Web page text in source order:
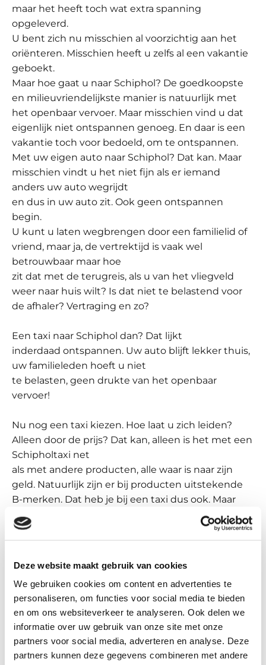
Deze website maakt gebruik van cookies
We gebruiken cookies om content en advertenties te
personaliseren, om functies voor social media te bieden
en om ons websiteverkeer te analyseren. Ook delen we
informatie over uw gebruik van onze site met onze
partners voor social media, adverteren en analyse. Deze
partners kunnen deze gegevens combineren met andere
maar het heeft toch wat extra spanning
opgeleverd.
U bent zich nu misschien al voorzichtig aan het
oriënteren. Misschien heeft u zelfs al een vakantie
geboekt.
Maar hoe gaat u naar Schiphol? De goedkoopste
en milieuvriendelijkste manier is natuurlijk met
het openbaar vervoer. Maar misschien vind u dat
eigenlijk niet ontspannen genoeg. En daar is een
vakantie toch voor bedoeld, om te ontspannen.
Met uw eigen auto naar Schiphol? Dat kan. Maar
misschien vindt u het niet fijn als er iemand
anders uw auto wegrijdt
en dus in uw auto zit. Ook geen ontspannen
begin.
U kunt u laten wegbrengen door een familielid of
vriend, maar ja, de vertrektijd is vaak wel
betrouwbaar maar hoe
zit dat met de terugreis, als u van het vliegveld
weer naar huis wilt? Is dat niet te belastend voor
de afhaler? Vertraging en zo?
Een taxi naar Schiphol dan? Dat lijkt
inderdaad ontspannen. Uw auto blijft lekker thuis,
uw familieleden hoeft u niet
te belasten, geen drukte van het openbaar
vervoer!
Nu nog een taxi kiezen. Hoe laat u zich leiden?
Alleen door de prijs? Dat kan, alleen is het met een
Schipholtaxi net
als met andere producten, alle waar is naar zijn
geld. Natuurlijk zijn er bij producten uitstekende
B-merken. Dat heb je bij een taxi dus ook. Maar
meestal kun je bij de goedkoopste taxi naar
Schiphol wel merken waar dat dan in zit.
Ook in Leiden wordt er flink gestunt met de
jawel, in de vorige eeuw dus ben ik met mijn
toenmalige taxibedrijf gaan stunten met het
Schipholtaxi tarief. Wij gingen de taxi van
Leiden naar Schiphol aanbieden voor Fl 75,- (75
gulden dus). Een groot succes! Toen, 23 jaar
geleden!